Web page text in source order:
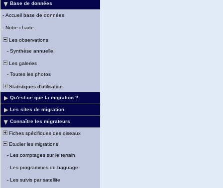
Base de données
- Accueil base de données
- Notre charte
Les observations
- Synthèse annuelle
Les galeries
- Toutes les photos
Statistiques d'utilisation
Qu'est-ce que la migration ?
Les sites de migration
Connaître les migrateurs
Fiches spécifiques des oiseaux
Etudier les migrations
- Les comptages sur le terrain
- Les programmes de baguage
- Les suivis par satellite